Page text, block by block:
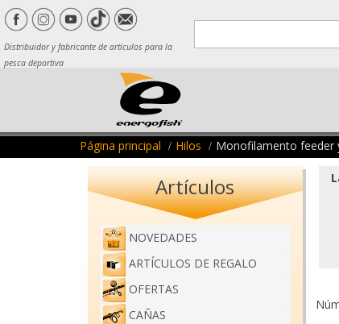
Distribuidor y fabricante de artículos para la
pesca deportiva
Página principal Hilos Monofilamento feeder
Artículos
NOVEDADES
ARTÍCULOS DE REGALO
OFERTAS
CAÑAS